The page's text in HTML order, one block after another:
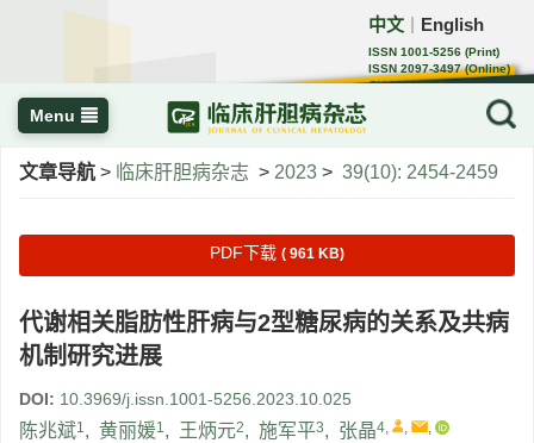
中文 English
ISSN 1001-5256 (Print)
ISSN 2097-3497 (Online)
CN 22-1108/R
Menu
文章导航 > 临床肝胆病杂志 > 2023 > 39(10): 2454-2459
PDF下载 ( 961 KB)
代谢相关脂肪性肝病与2型糖尿病的关系及共病
机制研究进展
DOI: 10.3969/j.issn.1001-5256.2023.10.025
陈兆斌1, 黄丽媛1, 王炳元2, 施军平3, 张晶4, , ,